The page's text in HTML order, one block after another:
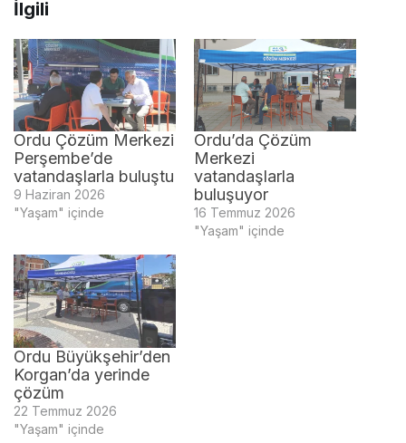
İlgili
Ordu Çözüm Merkezi
Perşembe’de
vatandaşlarla buluştu
9 Haziran 2026
"Yaşam" içinde
Ordu’da Çözüm
Merkezi
vatandaşlarla
buluşuyor
16 Temmuz 2026
"Yaşam" içinde
Ordu Büyükşehir’den
Korgan’da yerinde
çözüm
22 Temmuz 2026
"Yaşam" içinde